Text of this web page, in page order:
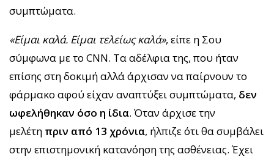
συμπτώματα.
«Είμαι καλά. Είμαι τελείως καλά», είπε η Σου
σύμφωνα με το CNN. Τα αδέλφια της, που ήταν
επίσης στη δοκιμή αλλά άρχισαν να παίρνουν το
φάρμακο αφού είχαν αναπτύξει συμπτώματα, δεν
ωφελήθηκαν όσο η ίδια. Όταν άρχισε την
μελέτη πριν από 13 χρόνια, ήλπιζε ότι θα συμβάλει
στην επιστημονική κατανόηση της ασθένειας. Έχει